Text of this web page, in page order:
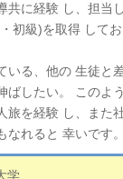
に経験 し、担当
初級)を取得 して
いる、他の 生徒と
したい。 このよ
旅を経験 し、また
れると 幸いです。
学